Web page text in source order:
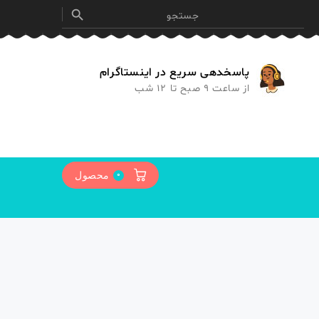

پاسخدهی سریع در اینستاگرام
از ساعت 9 صبح تا 12 شب
0 محصول